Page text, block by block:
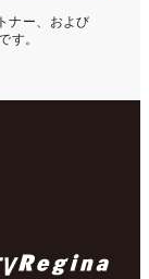
ナー、および
す。